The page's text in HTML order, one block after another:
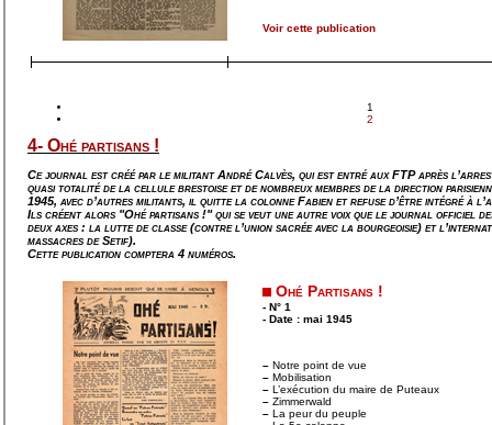
Voir cette publication
1
2
4- Ohé partisans !
Ce journal est créé par le militant André Calvès, qui est entré aux FTP après
quasi totalité de la cellule brestoise et de nombreux membres de la direction
1945, avec d’autres militants, il quitte la colonne Fabien et refuse d’être intégré à
Ils créent alors "Ohé partisans !" qui se veut une autre voix que le journal officiel
deux axes : la lutte de classe (contre l’union sacrée avec la bourgeoisie) et
massacres de Setif).
Cette publication comptera 4 numéros.
Ohé Partisans !
- N° 1
- Date : mai 1945
– Notre point de vue
– Mobilisation
– L’exécution du maire de Puteaux
– Zimmerwald
– La peur du peuple